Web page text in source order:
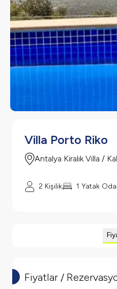
Villa Porto Riko
Antalya Kiralık Villa /
2 Kişilik 1 Yatak
Fiyatlar /